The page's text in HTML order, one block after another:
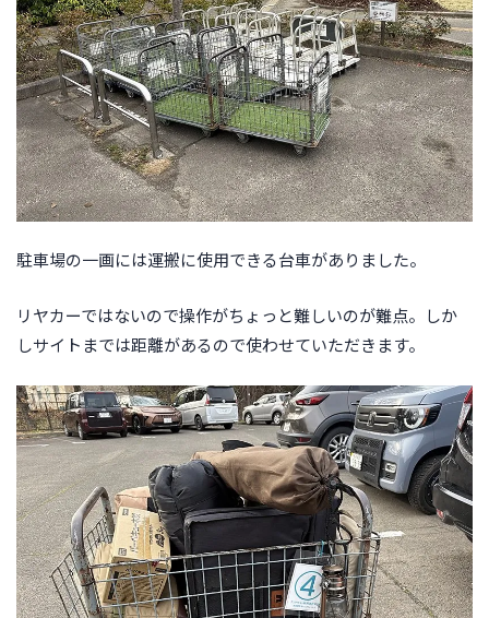
駐車場の一画には運搬に使用できる台車がありました。
リヤカーではないので操作がちょっと難しいのが難点。しか
しサイトまでは距離があるので使わせていただきます。